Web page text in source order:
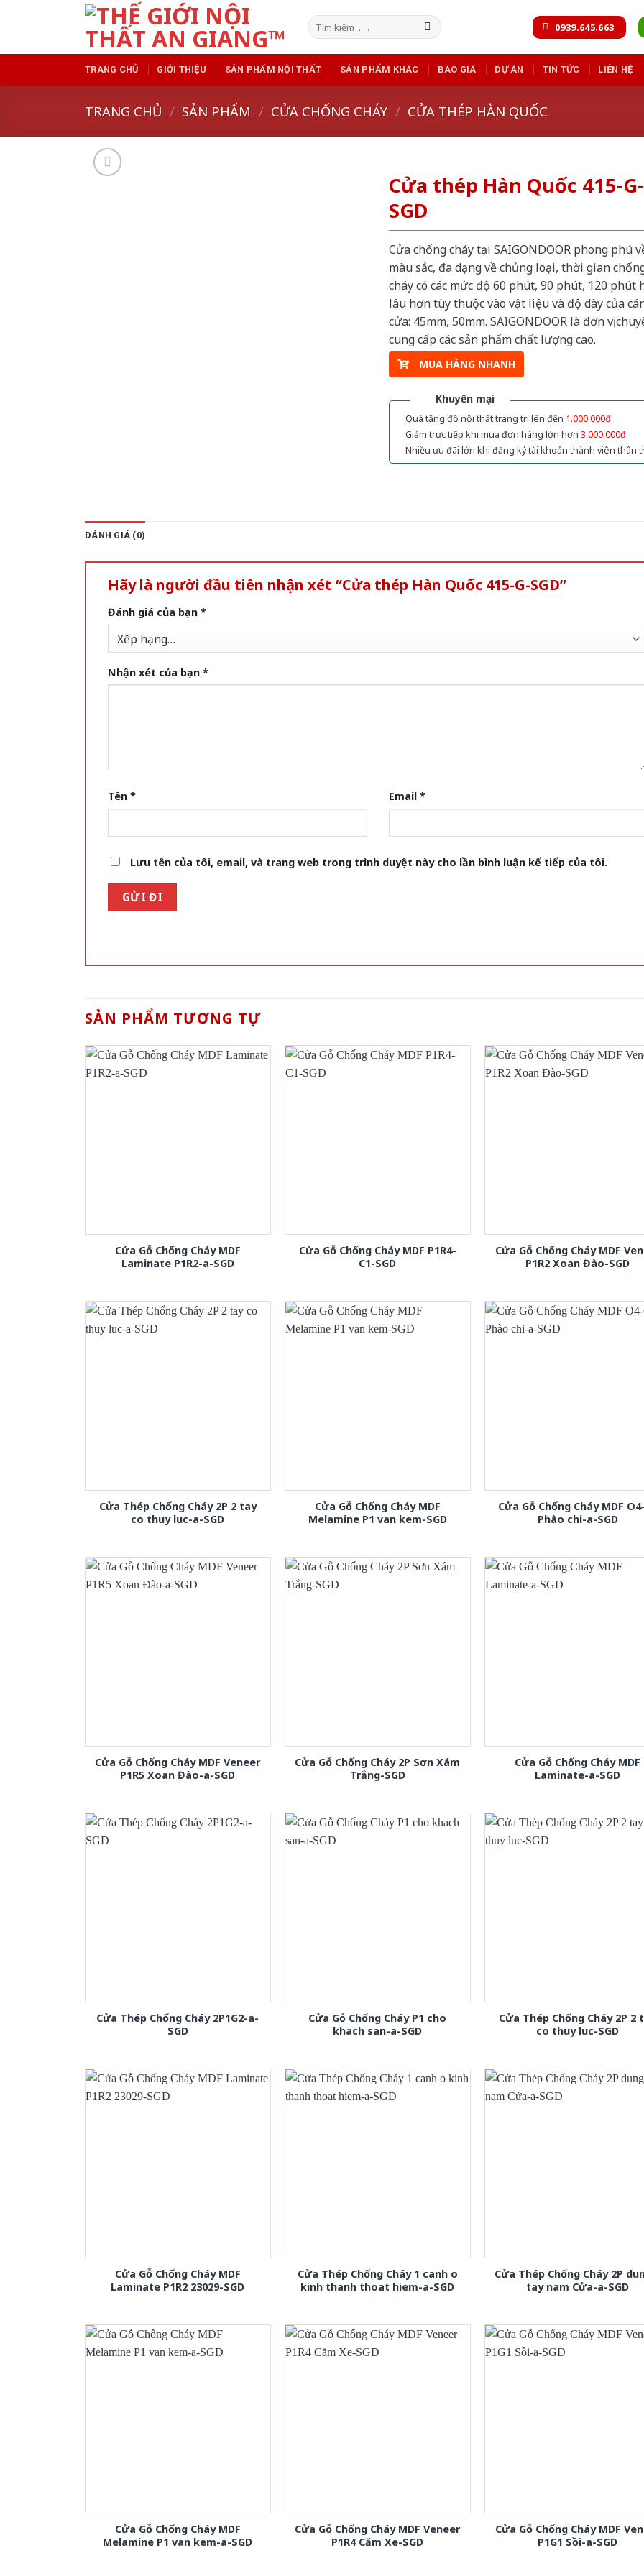
Tìm
kiếm:
0939.645.663
TRANG CHỦ GIỚI THIỆU SẢN PHẨM NỘI THẤT SẢN PHẨM KHÁC BÁO GIÁ DỰ ÁN TIN TỨC LIÊN HỆ
TRANG CHỦ / SẢN PHẨM / CỬA CHỐNG CHÁY / CỬA THÉP HÀN QUỐC
Cửa thép Hàn Quốc 415-G-
SGD
Cửa chống cháy tại SAIGONDOOR phong phú
màu sắc, đa dạng về chủng loại, thời gian
cháy có các mức độ 60 phút, 90 phút, 120 phút
lâu hơn tùy thuộc vào vật liệu và độ dày của
cửa: 45mm, 50mm. SAIGONDOOR là đơn vị
cung cấp các sản phẩm chất lượng cao.
MUA HÀNG NHANH
Khuyến mại
Quà tặng đồ nội thất trang trí lên đến 1.000.000đ
Giảm trực tiếp khi mua đơn hàng lớn hơn 3.000.000đ
Nhiều ưu đãi lớn khi đăng ký tài khoản thành viên thân
ĐÁNH GIÁ (0)
Hãy là người đầu tiên nhận xét “Cửa thép Hàn Quốc 415-G-SGD”
Đánh giá của bạn *
Nhận xét của bạn *
Tên * Email *
Lưu tên của tôi, email, và trang web trong trình duyệt này cho lần bình luận kế tiếp của tôi.
SẢN PHẨM TƯƠNG TỰ
Cửa Gỗ Chống Cháy MDF
Laminate P1R2-a-SGD
Cửa Gỗ Chống Cháy MDF P1R4-
C1-SGD
Cửa Gỗ Chống Cháy MDF
P1R2 Xoan Đào-SGD
Cửa Thép Chống Cháy 2P 2 tay
co thuy luc-a-SGD
Cửa Gỗ Chống Cháy MDF
Melamine P1 van kem-SGD
Cửa Gỗ Chống Cháy MDF
Phào chi-a-SGD
Cửa Gỗ Chống Cháy MDF Veneer
P1R5 Xoan Đào-a-SGD
Cửa Gỗ Chống Cháy 2P Sơn Xám
Trắng-SGD
Cửa Gỗ Chống Cháy MDF
Laminate-a-SGD
Cửa Thép Chống Cháy 2P1G2-a-
SGD
Cửa Gỗ Chống Cháy P1 cho
khach san-a-SGD
Cửa Thép Chống Cháy 2P 2
co thuy luc-SGD
Cửa Gỗ Chống Cháy MDF
Laminate P1R2 23029-SGD
Cửa Thép Chống Cháy 1 canh o
kinh thanh thoat hiem-a-SGD
Cửa Thép Chống Cháy 2P
tay nam Cửa-a-SGD
Cửa Gỗ Chống Cháy MDF
Melamine P1 van kem-a-SGD
Cửa Gỗ Chống Cháy MDF Veneer
P1R4 Căm Xe-SGD
Cửa Gỗ Chống Cháy MDF
P1G1 Sồi-a-SGD